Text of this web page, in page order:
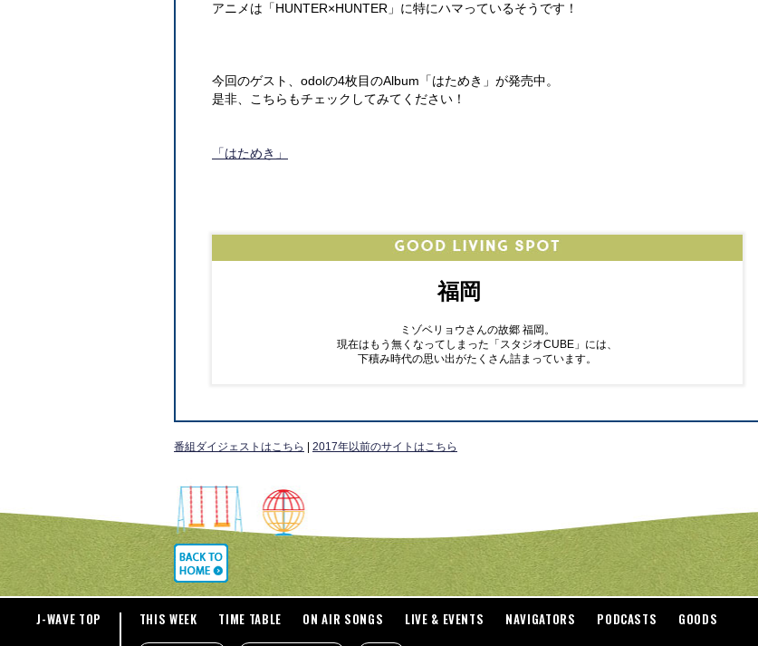
アニメは「HUNTER×HUNTER」に特にハマっているそうです！
今回のゲスト、odolの4枚目のAlbum「はためき」が発売中。
是非、こちらもチェックしてみてください！
「はためき」
福岡
ミゾベリョウさんの故郷 福岡。
現在はもう無くなってしまった「スタジオCUBE」には、
下積み時代の思い出がたくさん詰まっています。
番組ダイジェストはこちら 2017年以前のサイトはこちら
J-WAVE TOP THIS WEEK TIME TABLE ON AIR SONGS LIVE & EVENTS NAVIGATORS PODCASTS GOODS